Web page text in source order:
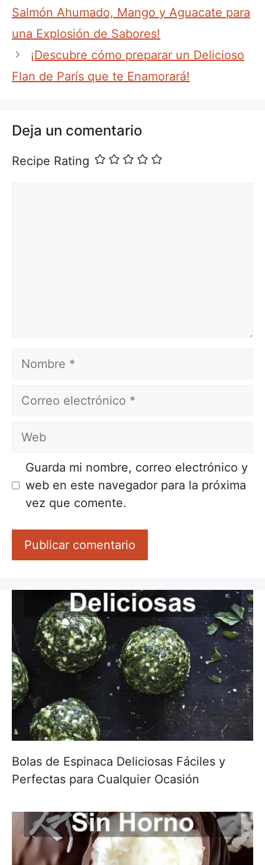
Salmón Ahumado, Mango y Aguacate para
una Explosión de Sabores!
¡Descubre cómo preparar un Delicioso
Flan de París que te Enamorará!
Deja un comentario
Recipe Rating
Nombre
Correo
Web
Guarda mi nombre, correo electrónico y
web en este navegador para la próxima
vez que comente.
Bolas de Espinaca Deliciosas Fáciles y
Perfectas para Cualquier Ocasión